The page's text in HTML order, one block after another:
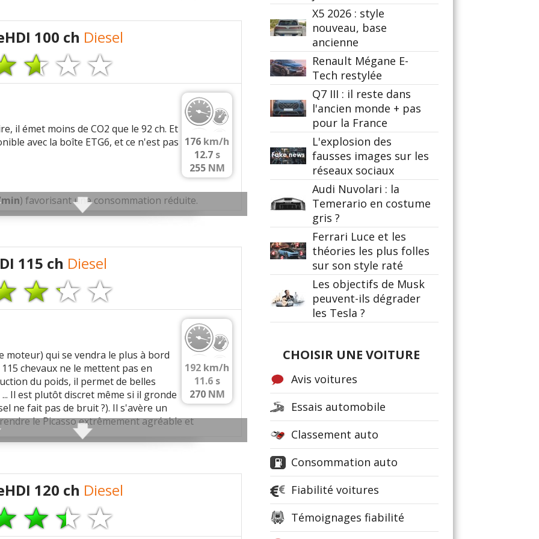
les autres avis >>
min) favorisant une consommation réduite.
230 Nm a 2000 tr/min
cyl, En ligne
bars, Injecteurs solenoides, Rampe commune
a geometrie variable (VGT)
demarreur (micro-hybride)
88.3 mm, Taux de compression 18.0:1
une erreur
)
100 ch Diesel
176 km/h
12.7 s
255 NM
il émet moins de CO2 que le 92 ch. Et
avec la boîte ETG6, et ce n'est pas
) favorisant une consommation réduite.
255 Nm a 1750 tr/min
cyl, En ligne
bars, Injecteurs solenoides, Rampe commune
a geometrie variable (VGT)
classique
115 ch Diesel
192 km/h
11.6 s
270 NM
moteur) qui se vendra le plus à bord
chevaux ne le mettent pas en
du poids, il permet de belles
Il est plutôt discret même si il gronde
ne fait pas de bruit ?). Il s'avère un
le Picasso extrêmement agréable et
120 ch Diesel
X5 2026 : style
nouveau, base
ancienne
Renault Mégane E-
Tech restylée
Q7 III : il reste dans
l'ancien monde + pas
pour la France
L'explosion des
fausses images sur les
réseaux sociaux
Audi Nuvolari : la
Temerario en costume
gris ?
Ferrari Luce et les
théories les plus folles
sur son style raté
Les objectifs de Musk
peuvent-ils dégrader
les Tesla ?
CHOISIR UNE VOITURE
Avis voitures
Essais automobile
Classement auto
Consommation auto
Fiabilité voitures
Témoignages fiabilité